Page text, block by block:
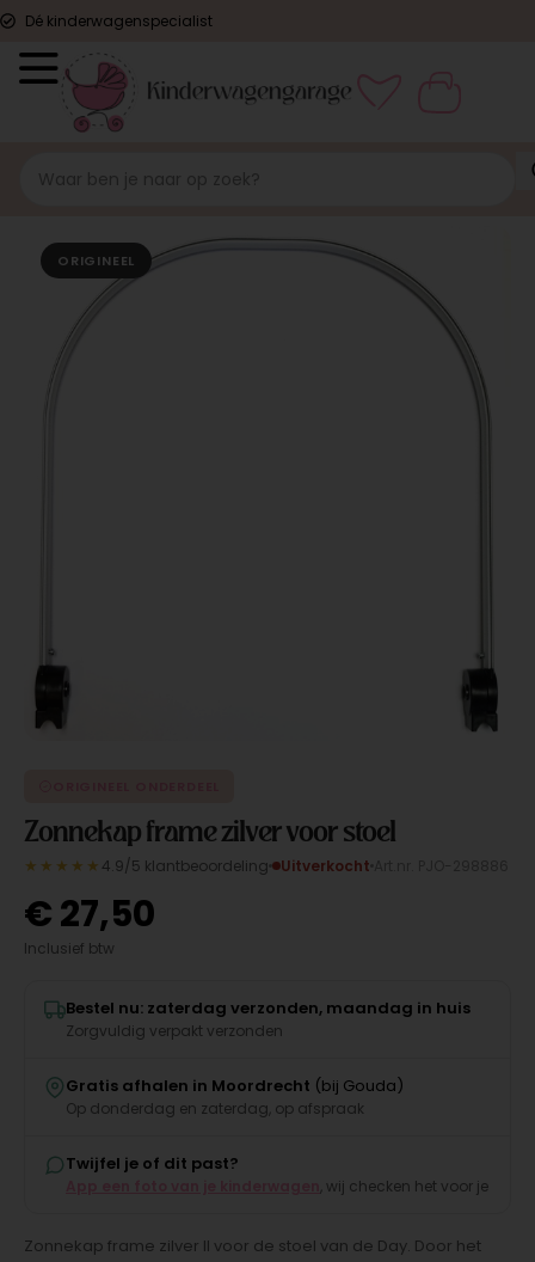
Dé kinderwagenspecialist
ORIGINEEL
Zonnekap frame zilver voor stoel
★★★★★ 4.9/5 klantbeoordeling Uitverkocht
€27,50
Inclusief btw
Bestel nu: zaterdag verzonden, maandag in huis
Zorgvuldig verpakt verzonden
Gratis afhalen in Moordrecht (bij Gouda)
Op donderdag en zaterdag, op afspraak
Twijfel je of dit past?
, wij checken het voor je
Zonnekap frame zilver II voor de stoel van de Day. Door het